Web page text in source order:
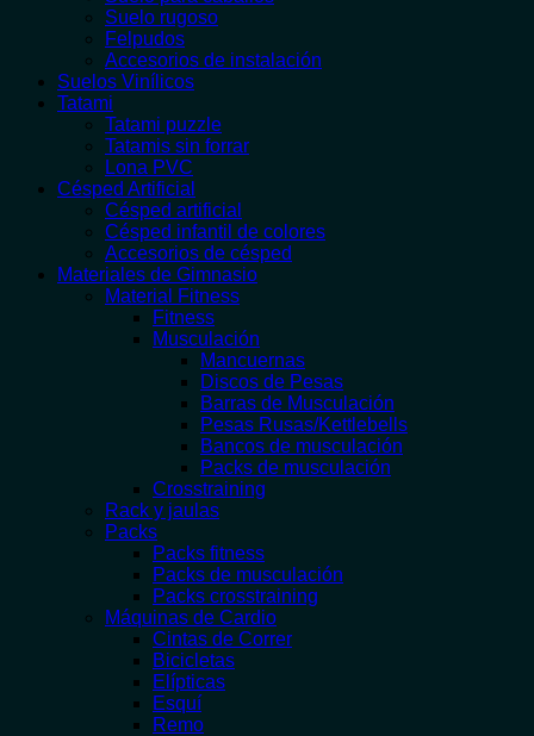
Suelo rugoso
Felpudos
Accesorios de instalación
Suelos Vinílicos
Tatami
Tatami puzzle
Tatamis sin forrar
Lona PVC
Césped Artificial
Césped artificial
Césped infantil de colores
Accesorios de césped
Materiales de Gimnasio
Material Fitness
Fitness
Musculación
Mancuernas
Discos de Pesas
Barras de Musculación
Pesas Rusas/Kettlebells
Bancos de musculación
Packs de musculación
Crosstraining
Rack y jaulas
Packs
Packs fitness
Packs de musculación
Packs crosstraining
Máquinas de Cardio
Cintas de Correr
Bicicletas
Elípticas
Esquí
Remo